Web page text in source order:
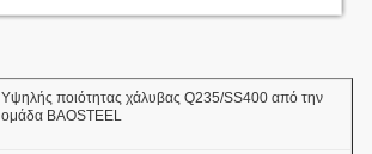
Υψηλής ποιότητας χάλυβας Q235/SS400 από την
ομάδα BAOSTEEL